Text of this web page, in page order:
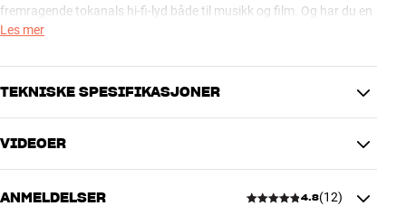
fremragende tokanals hi-fi-lyd både til musikk og film. Og har du en
full surround-hjemmekino, kan du bruke RUBIKORE CINEMA både i
uten separat subwoofer.
også sitter i RUBIKORE 2. Den leverer en imponerende dyp og
diskant gir et suverent velloppløst lydbilde helt uten aggressivitet,
Les mer
TEKNISKE SPESIFIKASJONER
Følsomhet
VIDEOER
ANMELDELSER 4.8(12)